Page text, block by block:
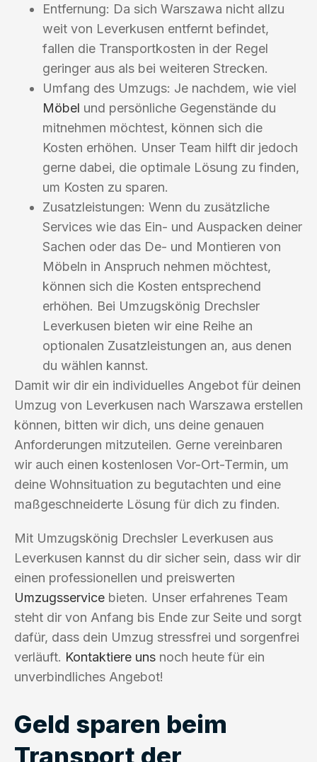
Entfernung: Da sich Warszawa nicht allzu
weit von Leverkusen entfernt befindet,
fallen die Transportkosten in der Regel
geringer aus als bei weiteren Strecken.
Umfang des Umzugs: Je nachdem, wie viel
Möbel und persönliche Gegenstände du
mitnehmen möchtest, können sich die
Kosten erhöhen. Unser Team hilft dir jedoch
gerne dabei, die optimale Lösung zu finden,
um Kosten zu sparen.
Zusatzleistungen: Wenn du zusätzliche
Services wie das Ein- und Auspacken deiner
Sachen oder das De- und Montieren von
Möbeln in Anspruch nehmen möchtest,
können sich die Kosten entsprechend
erhöhen. Bei Umzugskönig Drechsler
Leverkusen bieten wir eine Reihe an
optionalen Zusatzleistungen an, aus denen
du wählen kannst.
Damit wir dir ein individuelles Angebot für deinen
Umzug von Leverkusen nach Warszawa erstellen
können, bitten wir dich, uns deine genauen
Anforderungen mitzuteilen. Gerne vereinbaren
wir auch einen kostenlosen Vor-Ort-Termin, um
deine Wohnsituation zu begutachten und eine
maßgeschneiderte Lösung für dich zu finden.
Mit Umzugskönig Drechsler Leverkusen aus
Leverkusen kannst du dir sicher sein, dass wir dir
einen professionellen und preiswerten
Umzugsservice bieten. Unser erfahrenes Team
steht dir von Anfang bis Ende zur Seite und sorgt
dafür, dass dein Umzug stressfrei und sorgenfrei
verläuft. Kontaktiere uns noch heute für ein
unverbindliches Angebot!
Geld sparen beim
Transport der